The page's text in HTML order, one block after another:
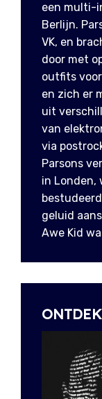
een multi-
Berlijn.
VK, en
door met
outfits
en zich er
uit
van
via
Parsons
in Londen,
geluid
Awe Kid